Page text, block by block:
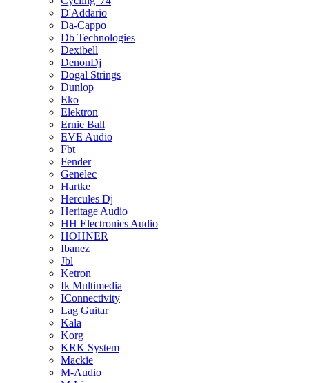
D'Addario
Da-Cappo
Db Technologies
Dexibell
DenonDj
Dogal Strings
Dunlop
Eko
Elektron
Ernie Ball
EVE Audio
Fbt
Fender
Genelec
Hartke
Hercules Dj
Heritage Audio
HH Electronics Audio
HOHNER
Ibanez
Jbl
Ketron
Ik Multimedia
IConnectivity
Lag Guitar
Kala
Korg
KRK System
Mackie
M-Audio